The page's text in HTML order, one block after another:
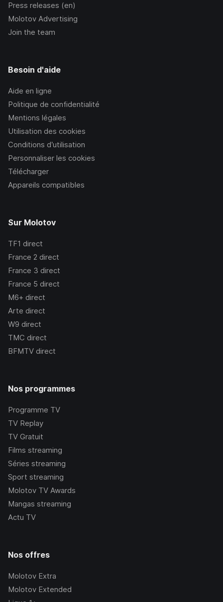
Press releases (en)
Molotov Advertising
Join the team
Besoin d'aide
Aide en ligne
Politique de confidentialité
Mentions légales
Utilisation des cookies
Conditions d’utilisation
Personnaliser les cookies
Télécharger
Appareils compatibles
Sur Molotov
TF1 direct
France 2 direct
France 3 direct
France 5 direct
M6+ direct
Arte direct
W9 direct
TMC direct
BFMTV direct
Nos programmes
Programme TV
TV Replay
TV Gratuit
Films streaming
Séries streaming
Sport streaming
Molotov TV Awards
Mangas streaming
Actu TV
Nos offres
Molotov Extra
Molotov Extended